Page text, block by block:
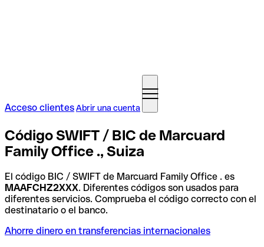
Acceso clientesAbrir una cuenta
Código SWIFT / BIC de Marcuard
Family Office ., Suiza
El código BIC / SWIFT de Marcuard Family Office . es
MAAFCHZ2XXX. Diferentes códigos son usados para
diferentes servicios. Comprueba el código correcto con el
destinatario o el banco.
Ahorre dinero en transferencias internacionales